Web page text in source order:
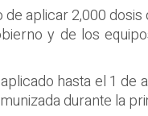
aplicar 2,000
y de los
hasta el 1 de
durante la